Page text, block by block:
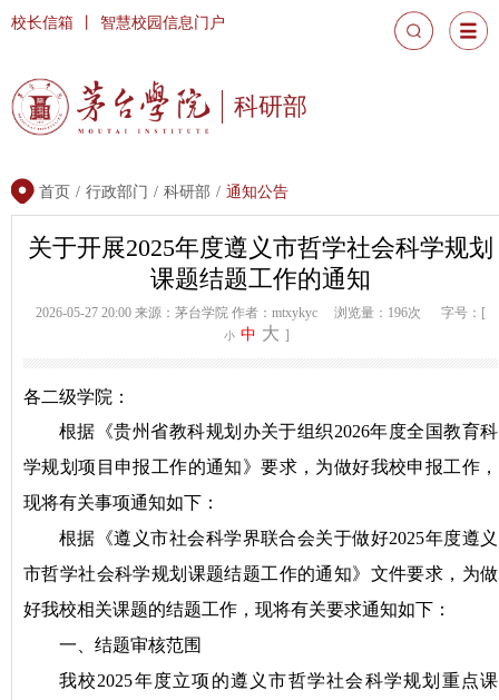
科研部
校长信箱 智慧校园信息门户
首页 / 行政部门 / 科研部 / 通知公告
关于开展2025年度遵义市哲学社会科学规划
课题结题工作的通知
2026-05-27 20:00 来源：茅台学院 作者：mtxykyc 浏览量：196次 字号：[
小 中 大 ]
各二级学院：
根据《贵州省教科规划办关于组织2026年度全国教育科
学规划项目申报工作的通知》要求，为做好我校申报工作，
现将有关事项通知如下：
根据《遵义市社会科学界联合会关于做好2025年度遵义
市哲学社会科学规划课题结题工作的通知》文件要求，为做
好我校相关课题的结题工作，现将有关要求通知如下：
一、结题审核范围
我校2025年度立项的遵义市哲学社会科学规划重点课